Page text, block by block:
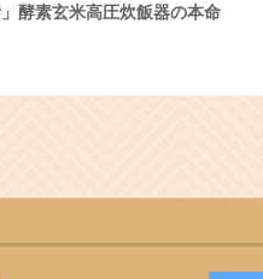
」酵素玄米高圧炊飯器の本命